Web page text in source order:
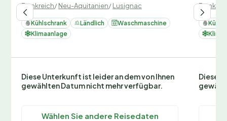
Frankreich/Neu-Aquitanien/Lusignac
Kühlschrank Ländlich
Waschmaschine
Klimaanlage
Diese Unterkunft ist leider an dem von Ihnen
gewählten Datum nicht mehr verfügbar.
Wählen Sie andere Reisedaten
Diese